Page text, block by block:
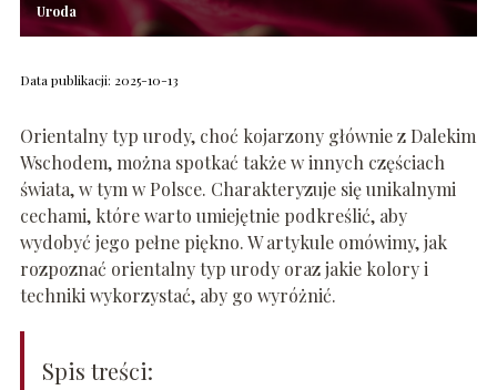
Uroda
Data publikacji: 2025-10-13
Orientalny typ urody, choć kojarzony głównie z Dalekim
Wschodem, można spotkać także w innych częściach
świata, w tym w Polsce. Charakteryzuje się unikalnymi
cechami, które warto umiejętnie podkreślić, aby
wydobyć jego pełne piękno. W artykule omówimy, jak
rozpoznać orientalny typ urody oraz jakie kolory i
techniki wykorzystać, aby go wyróżnić.
Spis treści: